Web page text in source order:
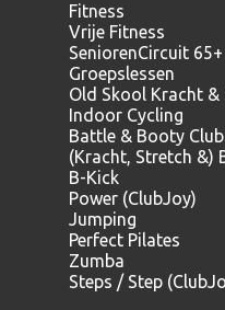
Fitness
Vrije Fitness
SeniorenCircuit 65+
Groepslessen
Old Skool Kracht &
Indoor Cycling
Battle & Booty
(Kracht, Stretch &)
B-Kick
Power (ClubJoy)
Jumping
Perfect Pilates
Zumba
Steps / Step